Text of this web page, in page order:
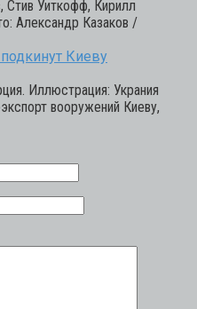
Стив Уиткофф, Кирилл
Александр Казаков /
Киеву
Иллюстрация: Украния
вооружений Киеву,